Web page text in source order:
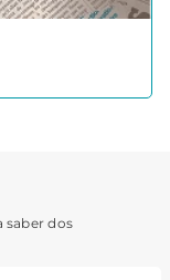
saber dos